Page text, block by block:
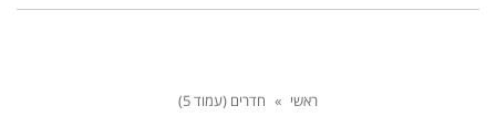
ראשי » חדרים (עמוד 5)